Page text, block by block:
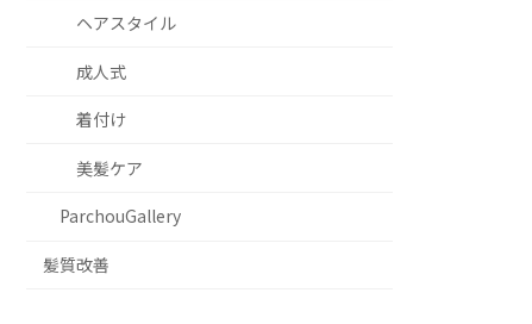
ヘアスタイル
成人式
着付け
美髪ケア
ParchouGallery
髪質改善